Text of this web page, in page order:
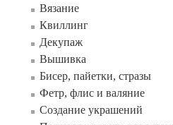
Вязание
Квиллинг
Декупаж
Вышивка
Бисер, пайетки, стразы
Фетр, флис и валяние
Создание украшений